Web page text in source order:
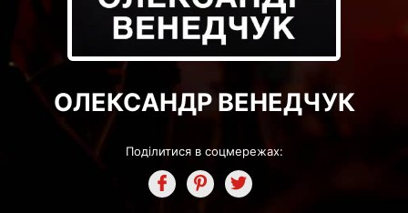
ОЛЕКСАНДР ВЕНЕДЧУК
Поділитися в соцмережах: